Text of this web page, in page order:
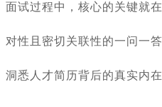
面试过程中，核心的关键就
对性且密切关联性的一问一
洞悉人才简历背后的真实内在